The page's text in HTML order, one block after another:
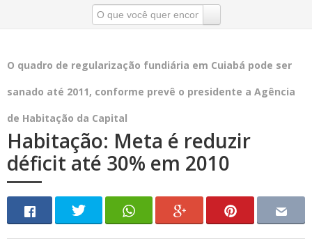
O quadro de regularização fundiária em Cuiabá pode ser
sanado até 2011, conforme prevê o presidente a Agência
de Habitação da Capital
Habitação: Meta é reduzir
déficit até 30% em 2010